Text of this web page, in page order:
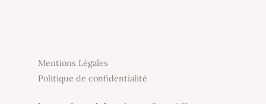
Mentions Légales
Politique de confidentialité